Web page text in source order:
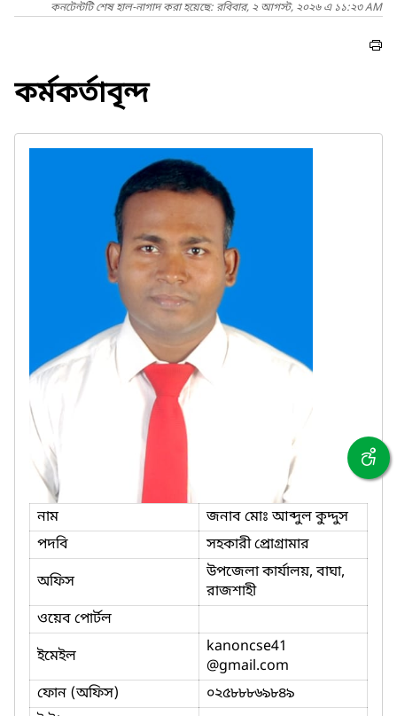
কনটেন্টটি শেষ হাল-নাগাদ করা হয়েছে: রবিবার, ২ আগস্ট, ২০২৬ এ ১১:২৩ AM
কর্মকর্তাবৃন্দ
নাম
জনাব মোঃ আব্দুল কুদ্দুস
পদবি
সহকারী প্রোগ্রামার
অফিস
উপজেলা কার্যালয়, বাঘা,
রাজশাহী
ওয়েব পোর্টল
ইমেইল
kanoncse41
@gmail.com
ফোন (অফিস)
০২৫৮৮৮৬৯৮৪৯